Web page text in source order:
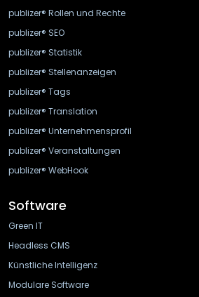
publizer® Rollen und Rechte
publizer® SEO
publizer® Statistik
publizer® Stellenanzeigen
publizer® Tags
publizer® Translation
publizer® Unternehmensprofil
publizer® Veranstaltungen
publizer® WebHook
Software
Green IT
Headless CMS
Künstliche Intelligenz
Modulare Software